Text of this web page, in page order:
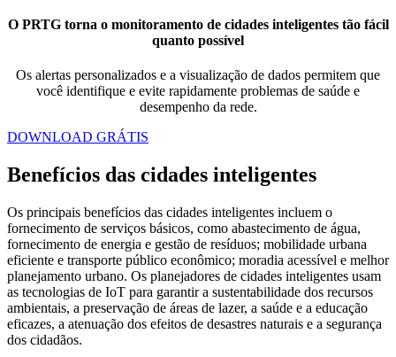
O PRTG torna o monitoramento de cidades inteligentes tão fácil
quanto possível
Os alertas personalizados e a visualização de dados permitem que
você identifique e evite rapidamente problemas de saúde e
desempenho da rede.
DOWNLOAD GRÁTIS
Benefícios das cidades inteligentes
Os principais benefícios das cidades inteligentes incluem o
fornecimento de serviços básicos, como abastecimento de água,
fornecimento de energia e gestão de resíduos; mobilidade urbana
eficiente e transporte público econômico; moradia acessível e melhor
planejamento urbano. Os planejadores de cidades inteligentes usam
as tecnologias de IoT para garantir a sustentabilidade dos recursos
ambientais, a preservação de áreas de lazer, a saúde e a educação
eficazes, a atenuação dos efeitos de desastres naturais e a segurança
dos cidadãos.